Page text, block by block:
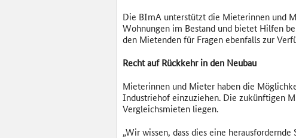
Die BImA unterstützt die Mieterinnen und
Wohnungen im Bestand und bietet Hilfen
den Mietenden für Fragen ebenfalls zur
Recht auf Rückkehr in den Neubau
Mieterinnen und Mieter haben die
Industriehof einzuziehen. Die zukünftigen
Vergleichsmieten liegen.
„Wir wissen, dass dies eine